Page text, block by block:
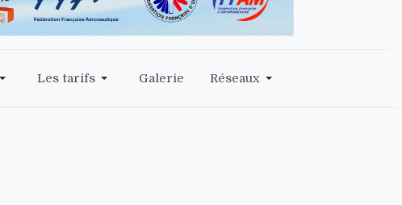
Les tarifs Galerie Réseaux